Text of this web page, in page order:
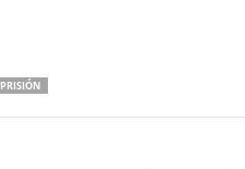
PRISIÓN